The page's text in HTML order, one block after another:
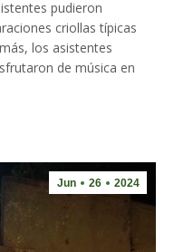
pudieron
criollas típicas
los asistentes
de música en
Jun 26 2024